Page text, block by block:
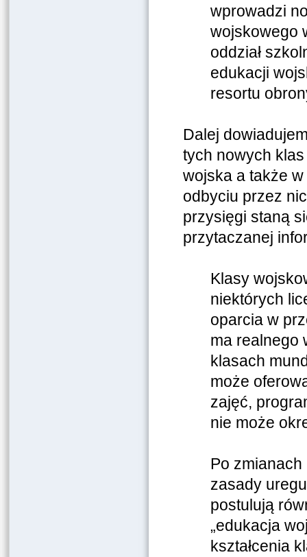
wprowadzi
wojskowego
oddział
edukacji
resortu
Dalej
tych nowych klas
wojska a także
odbyciu przez
przysięgi staną
przytaczanej
Klasy
niektórych
oparcia w
ma realnego
klasach
może
zajęć,
nie może
Po
zasady
postulują
„edukacja
kształcenia